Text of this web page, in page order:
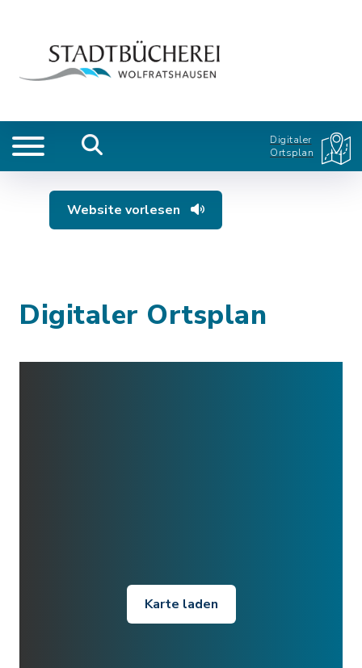
Digitaler
Ortsplan
Website vorlesen
Digitaler Ortsplan
Karte laden